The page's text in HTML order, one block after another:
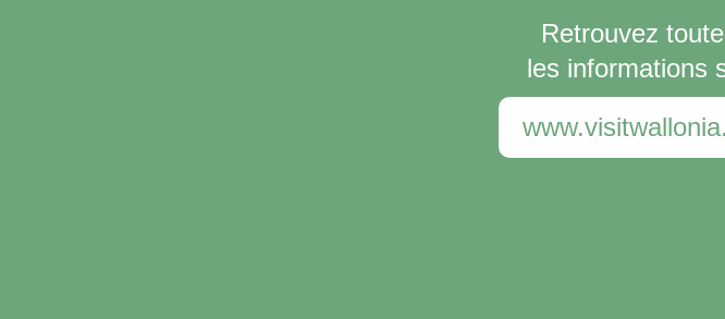
Retrouvez
les informations